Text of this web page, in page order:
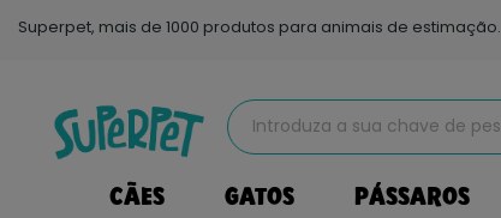
Superpet, mais de 1000 produtos para animais de estimação.
CÃES GATOS PÁSSAROS